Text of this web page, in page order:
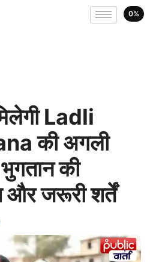
Ladli
की अगली
की
और जरूरी शर्तें
0%